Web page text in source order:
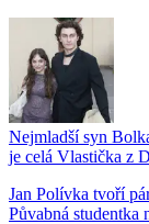
Nejmladší syn
je celá Vlastička z
Jan Polívka tvoří
Půvabná studentka